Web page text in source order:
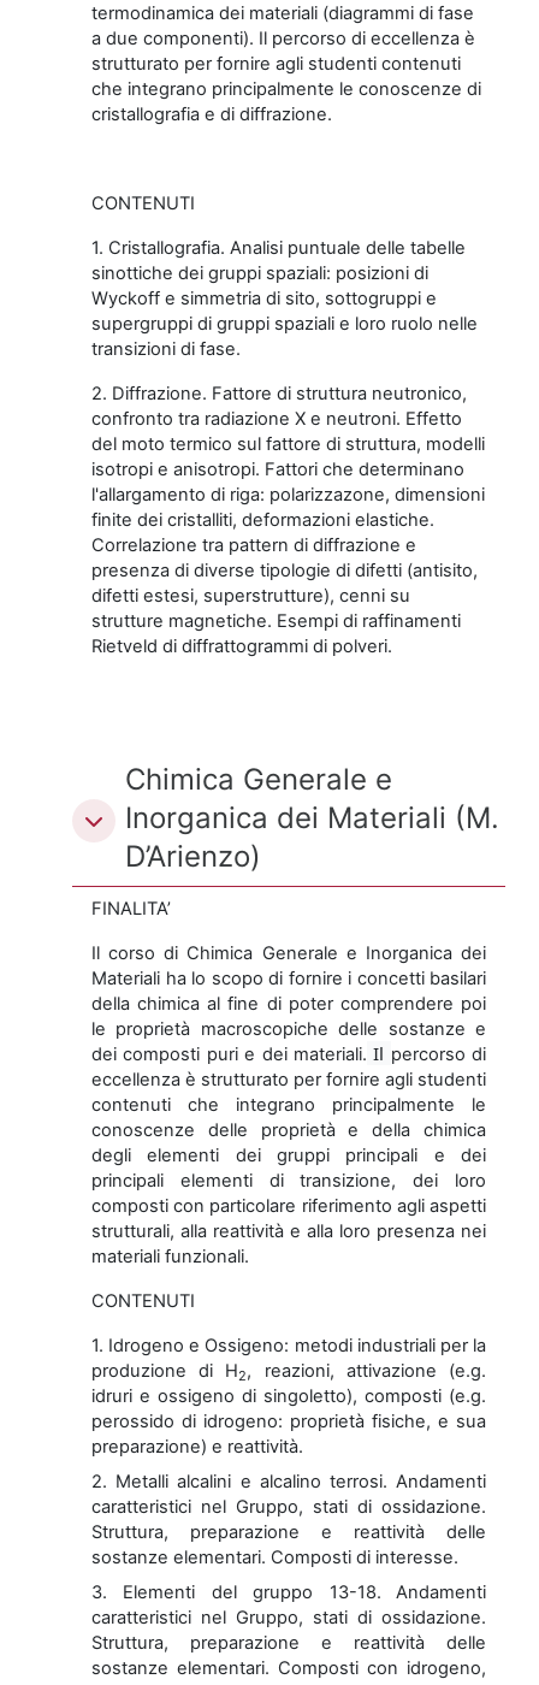
termodinamica dei materiali (diagrammi di fase
a due componenti). Il percorso di eccellenza è
strutturato per fornire agli studenti contenuti
che integrano principalmente le conoscenze di
cristallografia e di diffrazione.
CONTENUTI
1. Cristallografia. Analisi puntuale delle tabelle
sinottiche dei gruppi spaziali: posizioni di
Wyckoff e simmetria di sito, sottogruppi e
supergruppi di gruppi spaziali e loro ruolo nelle
transizioni di fase.
2. Diffrazione. Fattore di struttura neutronico,
confronto tra radiazione X e neutroni. Effetto
del moto termico sul fattore di struttura, modelli
isotropi e anisotropi. Fattori che determinano
l'allargamento di riga: polarizzazone, dimensioni
finite dei cristalliti, deformazioni elastiche.
Correlazione tra pattern di diffrazione e
presenza di diverse tipologie di difetti (antisito,
difetti estesi, superstrutture), cenni su
strutture magnetiche. Esempi di raffinamenti
Rietveld di diffrattogrammi di polveri.
Chimica Generale e
Inorganica dei Materiali (M.
D’Arienzo)
FINALITA’
Il corso di Chimica Generale e Inorganica dei
Materiali ha lo scopo di fornire i concetti basilari
della chimica al fine di poter comprendere poi
le proprietà macroscopiche delle sostanze e
dei composti puri e dei materiali. Il percorso di
eccellenza è strutturato per fornire agli studenti
contenuti che integrano principalmente le
conoscenze delle proprietà e della chimica
degli elementi dei gruppi principali e dei
principali elementi di transizione, dei loro
composti con particolare riferimento agli aspetti
strutturali, alla reattività e alla loro presenza nei
materiali funzionali.
CONTENUTI
1. Idrogeno e Ossigeno: metodi industriali per la
produzione di H2, reazioni, attivazione (e.g.
idruri e ossigeno di singoletto), composti (e.g.
perossido di idrogeno: proprietà fisiche, e sua
preparazione) e reattività.
2. Metalli alcalini e alcalino terrosi. Andamenti
caratteristici nel Gruppo, stati di ossidazione.
Struttura, preparazione e reattività delle
sostanze elementari. Composti di interesse.
3. Elementi del gruppo 13-18.
Andamenti
caratteristici nel Gruppo, stati di ossidazione.
Struttura, preparazione e reattività delle
sostanze elementari. Composti con idrogeno,